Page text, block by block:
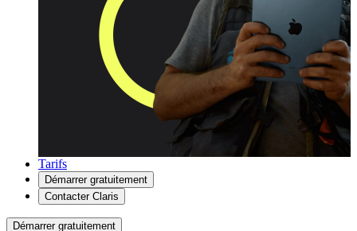
Tarifs
Démarrer gratuitement
Contacter Claris
Démarrer gratuitement